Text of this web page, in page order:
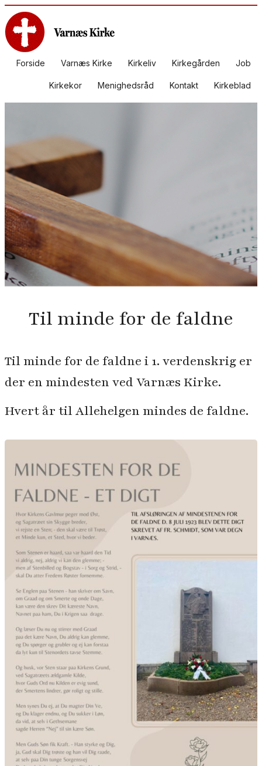
Forside Varnæs Kirke Kirkeliv Kirkegården Job
Kirkekor Menighedsråd Kontakt Kirkeblad
Til minde for de faldne
Til minde for de faldne i 1. verdenskrig er
der en mindesten ved Varnæs Kirke.
Hvert år til Allehelgen mindes de faldne.